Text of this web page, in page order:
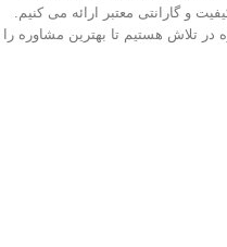
و گارانتی معتبر ارائه می کنیم.
در تلاش هستیم تا بهترین مشاوره را